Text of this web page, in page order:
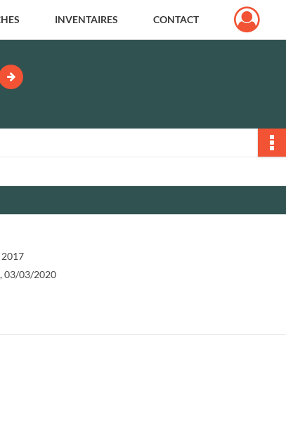
INVENTAIRES CONTACT
03/03/2020